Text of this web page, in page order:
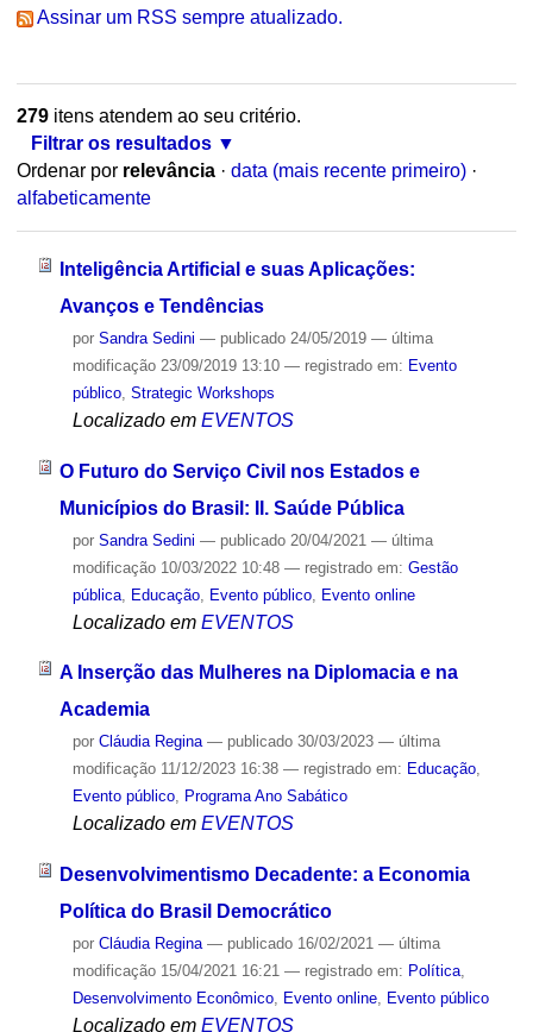
Assinar um RSS sempre atualizado.
279itens atendem ao seu critério.
Filtrar os resultados
Ordenar por relevância · data (mais recente primeiro) ·
alfabeticamente
Inteligência Artificial e suas Aplicações:
Avanços e Tendências
por Sandra Sedini — publicado24/05/2019 — última
modificação23/09/2019 13:10 — registrado em: Evento
público, Strategic Workshops
Localizado em EVENTOS
O Futuro do Serviço Civil nos Estados e
Municípios do Brasil: II. Saúde Pública
por Sandra Sedini — publicado20/04/2021 — última
modificação10/03/2022 10:48 — registrado em: Gestão
pública, Educação, Evento público, Evento online
Localizado em EVENTOS
A Inserção das Mulheres na Diplomacia e na
Academia
por Cláudia Regina — publicado30/03/2023 — última
modificação11/12/2023 16:38 — registrado em: Educação,
Evento público, Programa Ano Sabático
Localizado em EVENTOS
Desenvolvimentismo Decadente: a Economia
Política do Brasil Democrático
por Cláudia Regina — publicado16/02/2021 — última
modificação15/04/2021 16:21 — registrado em: Política,
Desenvolvimento Econômico, Evento online, Evento público
Localizado em EVENTOS